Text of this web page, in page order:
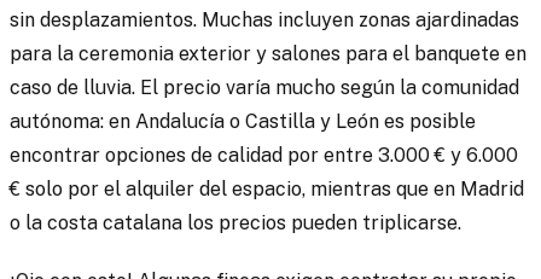
sin desplazamientos. Muchas incluyen zonas ajardinadas
para la ceremonia exterior y salones para el banquete en
caso de lluvia. El precio varía mucho según la comunidad
autónoma: en Andalucía o Castilla y León es posible
encontrar opciones de calidad por entre 3.000 € y 6.000
€ solo por el alquiler del espacio, mientras que en Madrid
o la costa catalana los precios pueden triplicarse.